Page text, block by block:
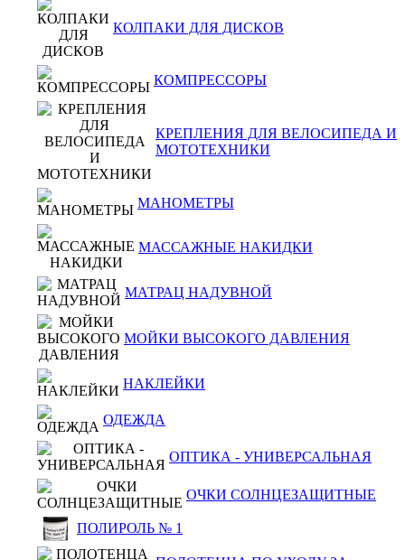
КОЛПАКИ ДЛЯ ДИСКОВ
КОМПРЕССОРЫ
КРЕПЛЕНИЯ ДЛЯ ВЕЛОСИПЕДА И
МОТОТЕХНИКИ
МАНОМЕТРЫ
МАССАЖНЫЕ НАКИДКИ
МАТРАЦ НАДУВНОЙ
МОЙКИ ВЫСОКОГО ДАВЛЕНИЯ
НАКЛЕЙКИ
ОДЕЖДА
ОПТИКА - УНИВЕРСАЛЬНАЯ
ОЧКИ СОЛНЦЕЗАЩИТНЫЕ
ПОЛИРОЛЬ № 1